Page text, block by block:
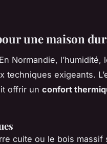
une maison
Normandie, l’humidité,
exigeants.
offrir un confort
cuite ou le bois massif